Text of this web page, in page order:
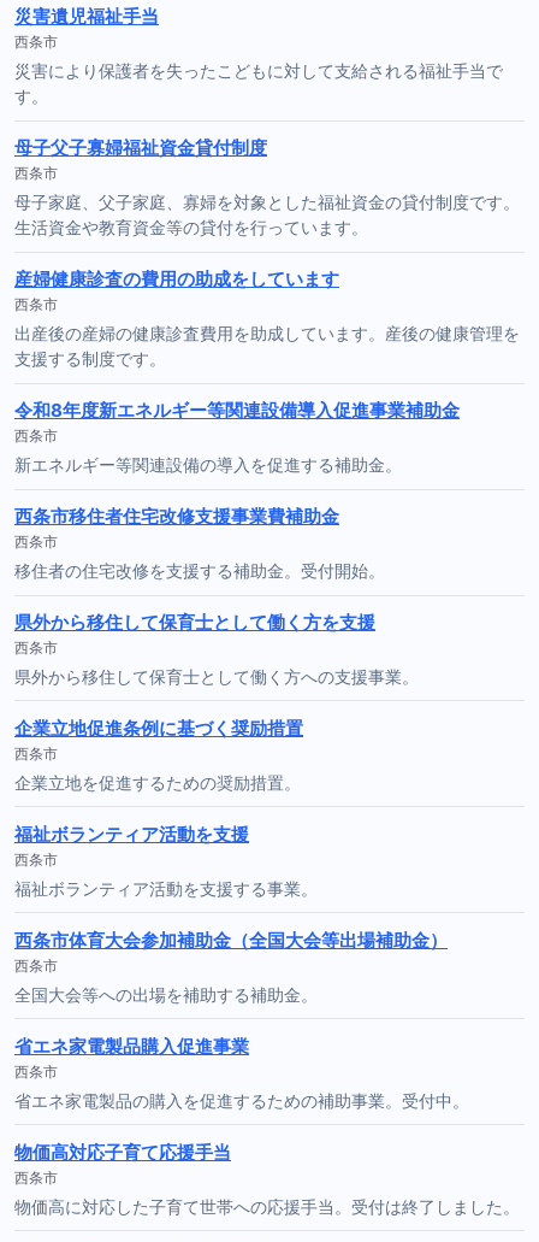
災害遺児福祉手当
西条市
災害により保護者を失ったこどもに対して支給される福祉手当で
す。
母子父子寡婦福祉資金貸付制度
西条市
母子家庭、父子家庭、寡婦を対象とした福祉資金の貸付制度です。
生活資金や教育資金等の貸付を行っています。
産婦健康診査の費用の助成をしています
西条市
出産後の産婦の健康診査費用を助成しています。産後の健康管理を
支援する制度です。
令和8年度新エネルギー等関連設備導入促進事業補助金
西条市
新エネルギー等関連設備の導入を促進する補助金。
西条市移住者住宅改修支援事業費補助金
西条市
移住者の住宅改修を支援する補助金。受付開始。
県外から移住して保育士として働く方を支援
西条市
県外から移住して保育士として働く方への支援事業。
企業立地促進条例に基づく奨励措置
西条市
企業立地を促進するための奨励措置。
福祉ボランティア活動を支援
西条市
福祉ボランティア活動を支援する事業。
西条市体育大会参加補助金（全国大会等出場補助金）
西条市
全国大会等への出場を補助する補助金。
省エネ家電製品購入促進事業
西条市
省エネ家電製品の購入を促進するための補助事業。受付中。
物価高対応子育て応援手当
西条市
物価高に対応した子育て世帯への応援手当。受付は終了しました。